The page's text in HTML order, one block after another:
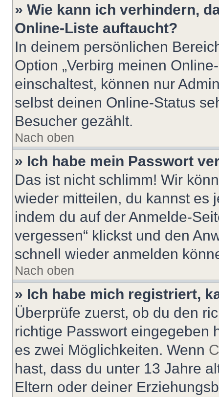
» Wie kann ich verhindern,
Online-Liste auftaucht?
In deinem persönlichen
Option „Verbirg meinen
einschaltest, können nur
selbst deinen Online-Status
Besucher gezählt.
Nach oben
» Ich habe mein Passwort
Das ist nicht schlimm! Wir
wieder mitteilen, du kannst es
indem du auf der Anmelde-
vergessen“ klickst und den
schnell wieder anmelden
Nach oben
» Ich habe mich registriert,
Überprüfe zuerst, ob du den
richtige Passwort eingegeben
es zwei Möglichkeiten. Wenn
hast, dass du unter 13 Jahre
Eltern oder deiner